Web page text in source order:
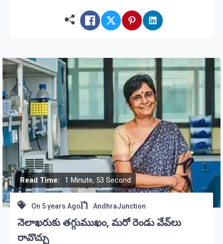
Read Time: 1 Minute, 53 Second
On 5 years Ago AndhraJunction
నెలాఖరుకు తగ్గుముఖం, మరో రెండు వేవ్‌లు
రావొచ్చు